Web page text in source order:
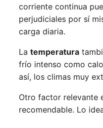
corriente continua
perjudiciales por sí
carga diaria.
La temperatura
frío intenso como
así, los climas muy
Otro factor relevante
recomendable. Lo